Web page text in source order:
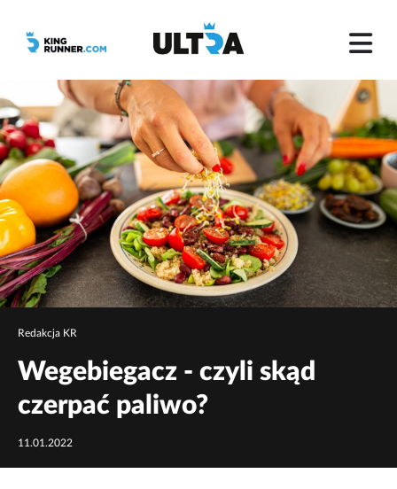
Redakcja KR
Wegebiegacz - czyli skąd
czerpać paliwo?
11.01.2022